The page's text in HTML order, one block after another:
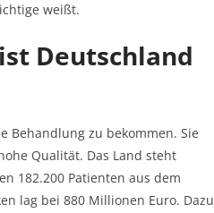
weißt.
Deutschland
Behandlung zu bekommen. Sie
Qualität. Das Land steht
182.200 Patienten aus dem
lag bei 880 Millionen Euro. Dazu